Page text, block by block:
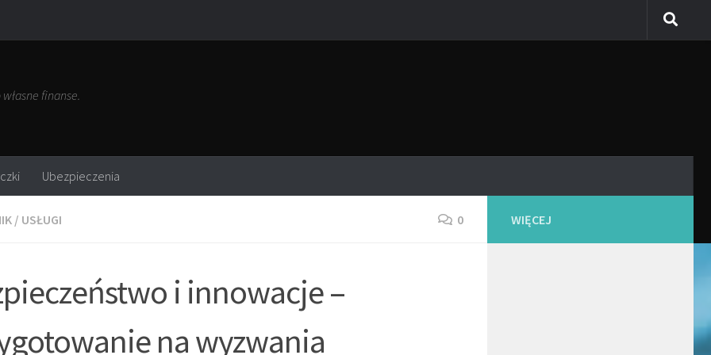
finanse.
Ubezpieczenia
/ USŁUGI 0
i innowacje –
na wyzwania
WIĘCEJ